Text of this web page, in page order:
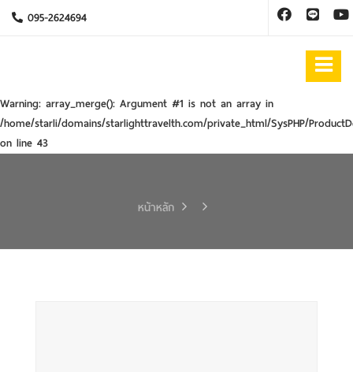
095-2624694
Warning: array_merge(): Argument #1 is not an array in
/home/starli/domains/starlighttravelth.com/private_html/SysPHP/
on line 43
หน้าหลัก